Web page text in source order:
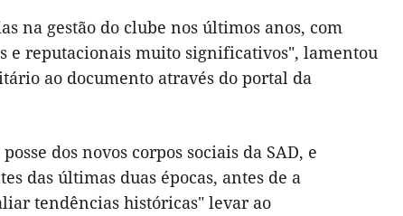
na gestão do clube nos últimos anos, com
e reputacionais muito significativos", lamentou
ao documento através do portal da
dos novos corpos sociais da SAD, e
das últimas duas épocas, antes de a
tendências históricas" levar ao